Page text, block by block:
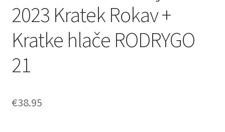
2023 Kratek Rokav +
Kratke hlače RODRYGO
21
€38.95